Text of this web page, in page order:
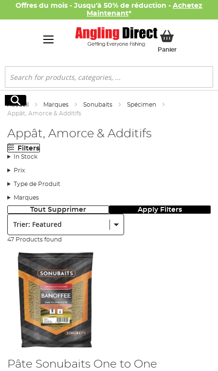
Offres du mois - Jusqu'à 50% de réduction - Achetez
Maintenant*
PanierMon panier
Rechercher
Rechercher
Accueil Marques Sonubaits
Spécimen
Appât, Amorce & Additifs
Appât, Amorce & Additifs
Filters
In Stock
Prix
Type de Produit
Marques
Tout Supprimer Apply Filters
47 Products found
Pâte Sonubaits One to One